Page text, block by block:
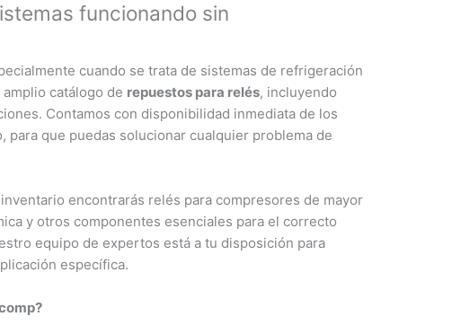
funcionando sin
cuando se trata de sistemas de refrigeración
catálogo de repuestos para relés, incluyendo
Contamos con disponibilidad inmediata de los
que puedas solucionar cualquier problema de
encontrarás relés para compresores de mayor
y otros componentes esenciales para el correcto
equipo de expertos está a tu disposición para
específica.